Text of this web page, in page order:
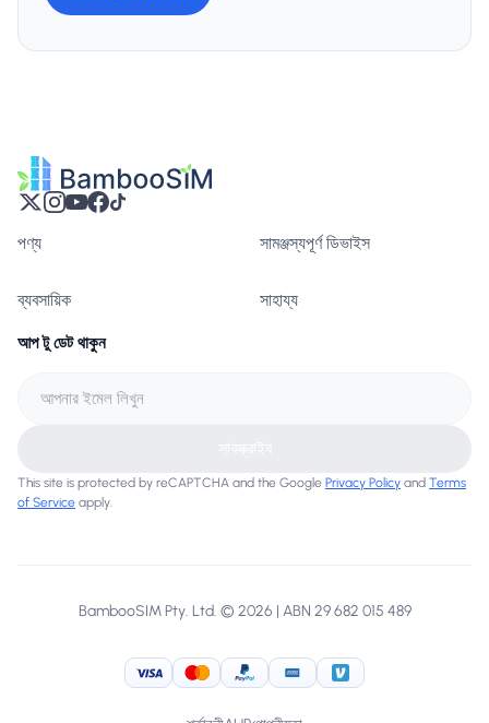
পণ্য সামঞ্জস্যপূর্ণ ডিভাইস
ব্যবসায়িক সাহায্য
আপ টু ডেট থাকুন
This site is protected by reCAPTCHA and the Google Privacy Policy and Terms
of Service apply.
BambooSIM Pty. Ltd. © 2026 | ABN 29 682 015 489
Visa MasterCard
PayPal American Express
Venmo